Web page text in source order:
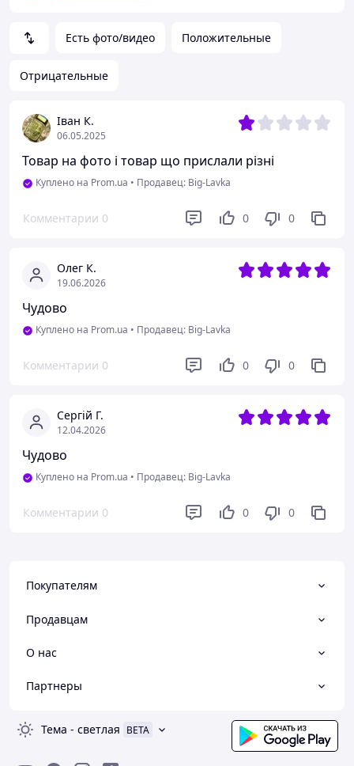
Есть фото/видео Положительные
Отрицательные
Іван К.
06.05.2025
Товар на фото і товар що прислали різні
Куплено на Prom.ua • Продавец: Big-Lavka
Комментарии 0 0 0
Олег К.
19.06.2026
Чудово
Куплено на Prom.ua • Продавец: Big-Lavka
Комментарии 0 0 0
Сергій Г.
12.04.2026
Чудово
Куплено на Prom.ua • Продавец: Big-Lavka
Комментарии 0 0 0
Покупателям
Продавцам
О нас
Партнеры
Тема - светлая BETA